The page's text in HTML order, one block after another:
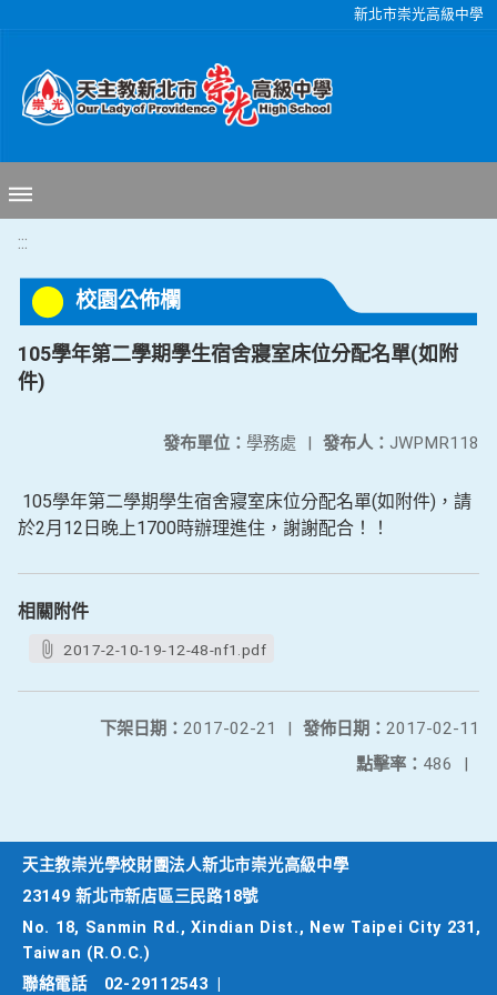
新北市崇光高級中學
:::
校園公佈欄
105學年第二學期學生宿舍寢室床位分配名單(如附
件)
發布人： JWPMR118
發布單位： 學務處 |
105學年第二學期學生宿舍寢室床位分配名單(如附件)，請
於2月12日晚上1700時辦理進住，謝謝配合！！
相關附件
2017-2-10-19-12-48-nf1.pdf
發佈日期： 2017-02-11
下架日期： 2017-02-21
|
點擊率： 486 |
天主教崇光學校財團法人新北市崇光高級中學
23149 新北市新店區三民路18號
No. 18, Sanmin Rd., Xindian Dist., New Taipei City 231,
Taiwan (R.O.C.)
聯絡電話
02-29112543